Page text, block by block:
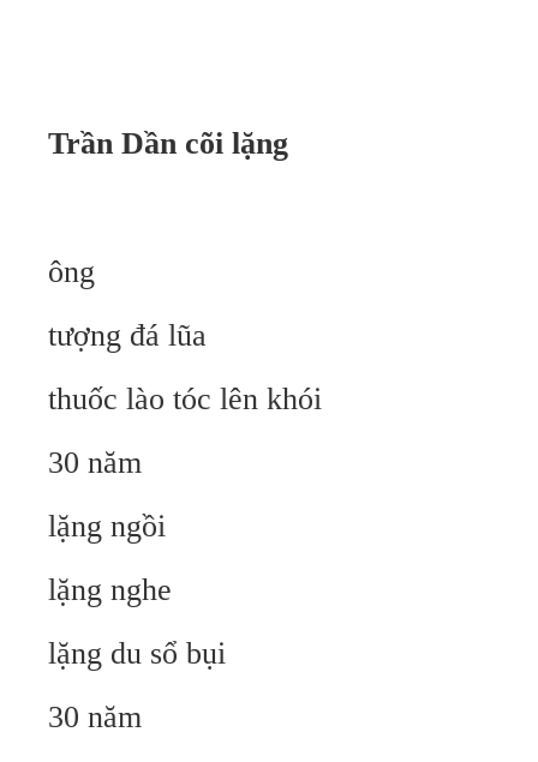
Trần Dần cõi lặng
ông
tượng đá lũa
thuốc lào tóc lên khói
30 năm
lặng ngồi
lặng nghe
lặng du sổ bụi
30 năm